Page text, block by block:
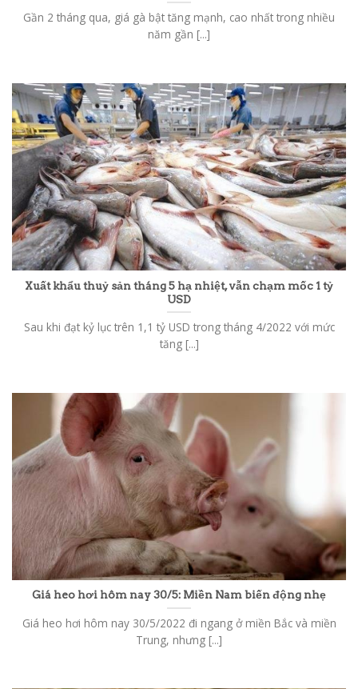
Gần 2 tháng qua, giá gà bật tăng mạnh, cao nhất trong nhiều
năm gần [...]
Xuất khẩu thuỷ sản tháng 5 hạ nhiệt, vẫn chạm mốc 1 tỷ
USD
Sau khi đạt kỷ lục trên 1,1 tỷ USD trong tháng 4/2022 với mức
tăng [...]
Giá heo hơi hôm nay 30/5: Miền Nam biến động nhẹ
Giá heo hơi hôm nay 30/5/2022 đi ngang ở miền Bắc và miền
Trung, nhưng [...]